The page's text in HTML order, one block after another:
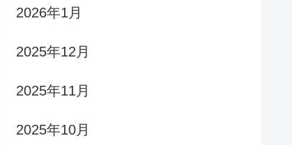
2026年1月
2025年12月
2025年11月
2025年10月